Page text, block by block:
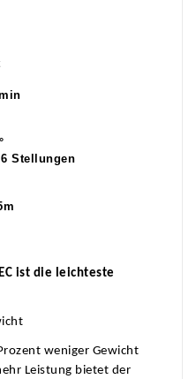
Stellungen
ist die leichteste
weniger Gewicht
Leistung bietet der